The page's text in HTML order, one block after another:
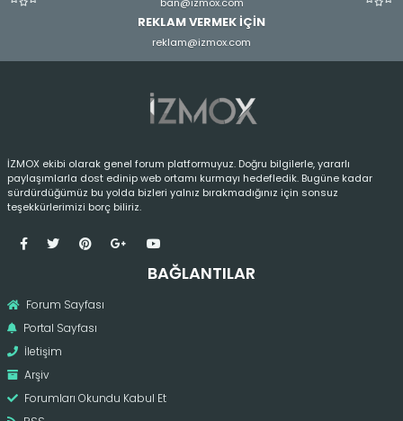
ban@izmox.com
REKLAM VERMEK İÇİN
reklam@izmox.com
İZMOX ekibi olarak genel forum platformuyuz. Doğru bilgilerle, yararlı
paylaşımlarla dost edinip web ortamı kurmayı hedefledik. Bugüne kadar
sürdürdüğümüz bu yolda bizleri yalnız bırakmadığınız için sonsuz
teşekkürlerimizi borç biliriz.
BAĞLANTILAR
Forum Sayfası
Portal Sayfası
İletişim
Arşiv
Forumları Okundu Kabul Et